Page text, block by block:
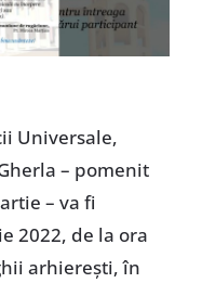
Universale,
– pomenit
– va fi
2022, de la ora
arhierești, în